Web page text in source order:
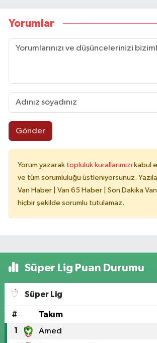
Yorumlar
Gönder
Yorum yazarak topluluk kurallarımızı kabul
ve tüm sorumluluğu üstleniyorsunuz.
Van Haber | Van 65 Haber | Son Dakika
hiçbir şekilde sorumlu tutulamaz.
Süper Lig Puan Durumu
Süper Lig
# Takım
1 Amed